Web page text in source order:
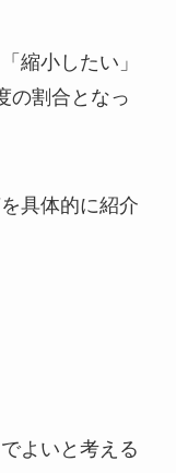
縮小したい」
の割合となっ
具体的に紹介
よいと考える